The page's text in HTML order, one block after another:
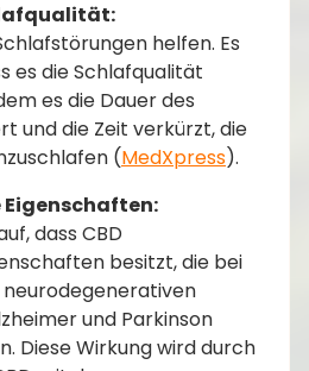
helfen. Es
es die Schlafqualität
es die Dauer des
und die Zeit verkürzt, die
(MedXpress)​.
dass CBD
besitzt, die bei
und Parkinson
Diese Wirkung wird durch